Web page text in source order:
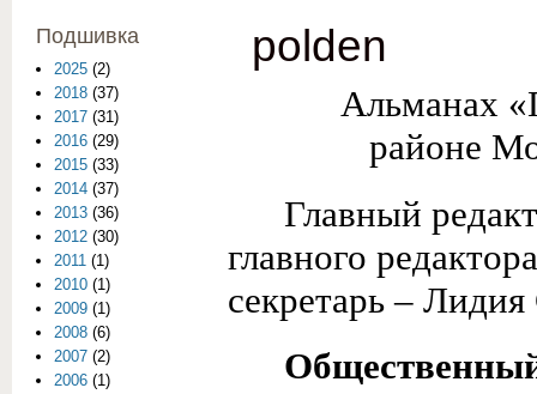
polden
Альманах
районе
Главный
главного
секретарь –
Подшивка
2025 (2)
2018 (37)
2017 (31)
2016 (29)
2015 (33)
2014 (37)
2013 (36)
2012 (30)
2011 (1)
2010 (1)
2009 (1)
2008 (6)
2007 (2)
2006 (1)